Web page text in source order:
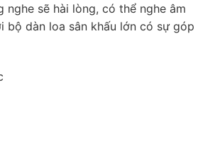
sẽ hài lòng, có thể nghe âm
dàn loa sân khấu lớn có sự góp